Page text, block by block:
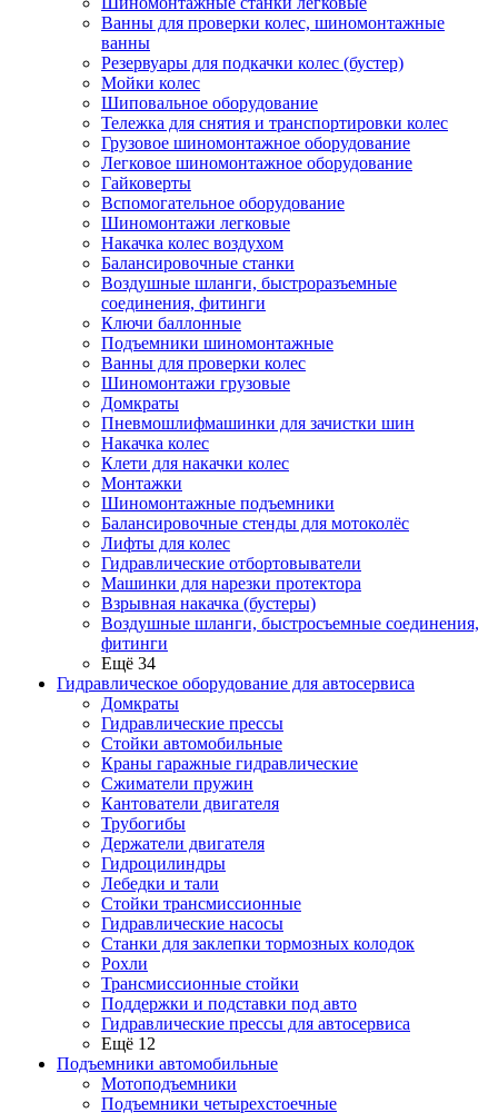
Ванны для проверки колес, шиномонтажные
ванны
Резервуары для подкачки колес (бустер)
Мойки колес
Шиповальное оборудование
Тележка для снятия и транспортировки колес
Грузовое шиномонтажное оборудование
Легковое шиномонтажное оборудование
Гайковерты
Вспомогательное оборудование
Шиномонтажи легковые
Накачка колес воздухом
Балансировочные станки
Воздушные шланги, быстроразъемные
соединения, фитинги
Ключи баллонные
Подъемники шиномонтажные
Ванны для проверки колес
Шиномонтажи грузовые
Домкраты
Пневмошлифмашинки для зачистки шин
Накачка колес
Клети для накачки колес
Монтажки
Шиномонтажные подъемники
Балансировочные стенды для мотоколёс
Лифты для колес
Гидравлические отбортовыватели
Машинки для нарезки протектора
Взрывная накачка (бустеры)
Воздушные шланги, быстросъемные соединения,
фитинги
Ещё 34
Гидравлическое оборудование для автосервиса
Домкраты
Гидравлические прессы
Стойки автомобильные
Краны гаражные гидравлические
Сжиматели пружин
Кантователи двигателя
Трубогибы
Держатели двигателя
Гидроцилиндры
Лебедки и тали
Стойки трансмиссионные
Гидравлические насосы
Cтанки для заклепки тормозных колодок
Рохли
Трансмиссионные стойки
Поддержки и подставки под авто
Гидравлические прессы для автосервиса
Ещё 12
Подъемники автомобильные
Мотоподъемники
Подъемники четырехстоечные